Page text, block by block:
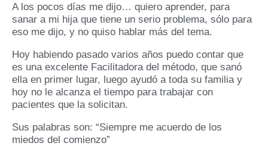
A los pocos días me dijo… quiero aprender, para
sanar a mi hija que tiene un serio problema, sólo para
eso me dijo, y no quiso hablar más del tema.
Hoy habiendo pasado varios años puedo contar que
es una excelente Facilitadora del método, que sanó
ella en primer lugar, luego ayudó a toda su familia y
hoy no le alcanza el tiempo para trabajar con
pacientes que la solicitan.
Sus palabras son: “Siempre me acuerdo de los
miedos del comienzo”